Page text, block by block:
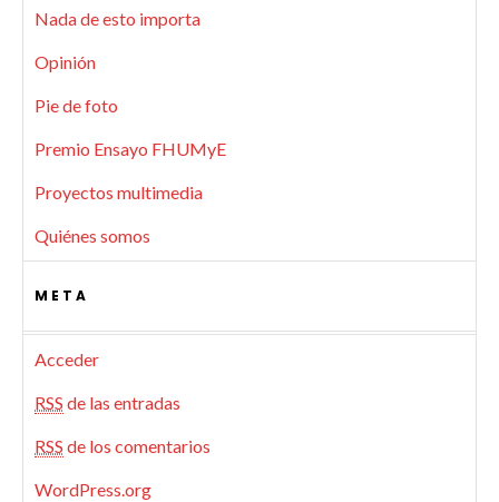
Nada de esto importa
Opinión
Pie de foto
Premio Ensayo FHUMyE
Proyectos multimedia
Quiénes somos
META
Acceder
RSS de las entradas
RSS de los comentarios
WordPress.org